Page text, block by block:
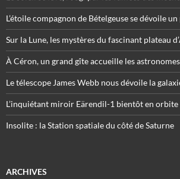
L’étoile compagnon de Bételgeuse se dévoile
Sur la Lune, les mystères du fascinant plateau
À Céron, un grand gîte accueille les
Le télescope James Webb nous dévoile la
L’inquiétant miroir Eärendil-1 bientôt en orbite
Insolite : la Station spatiale du côté de Saturne
ARCHIVES